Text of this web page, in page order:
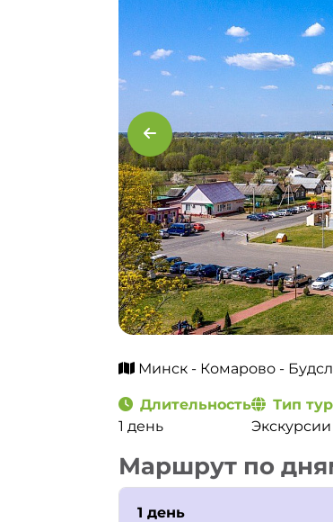
Минск - Комарово -
Длительность
1 день
Тип
Маршрут по
1 день